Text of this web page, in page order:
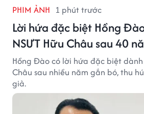
PHIM ẢNH 1 phút trước
Lời hứa đặc biệt Hồng
NSƯT Hữu Châu sau 40
Hồng Đào có lời hứa đặc biệt dành
Châu sau nhiều năm gắn bó, thu
giả.